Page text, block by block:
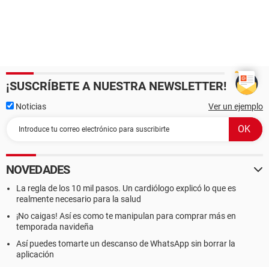
¡SUSCRÍBETE A NUESTRA NEWSLETTER!
Noticias Ver un ejemplo
NOVEDADES
La regla de los 10 mil pasos. Un cardiólogo explicó lo que es
realmente necesario para la salud
¡No caigas! Así es como te manipulan para comprar más en
temporada navideña
Así puedes tomarte un descanso de WhatsApp sin borrar la
aplicación